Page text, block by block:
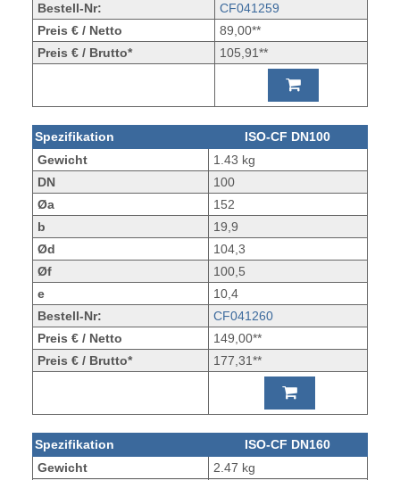
Bestell-Nr:
CF041259
Preis € / Netto
89,00**
Preis € / Brutto*
105,91**
Spezifikation
ISO-CF DN100
Gewicht
1.43 kg
DN
100
Øa
152
b
19,9
Ød
104,3
Øf
100,5
e
10,4
Bestell-Nr:
CF041260
Preis € / Netto
149,00**
Preis € / Brutto*
177,31**
Spezifikation
ISO-CF DN160
Gewicht
2.47 kg